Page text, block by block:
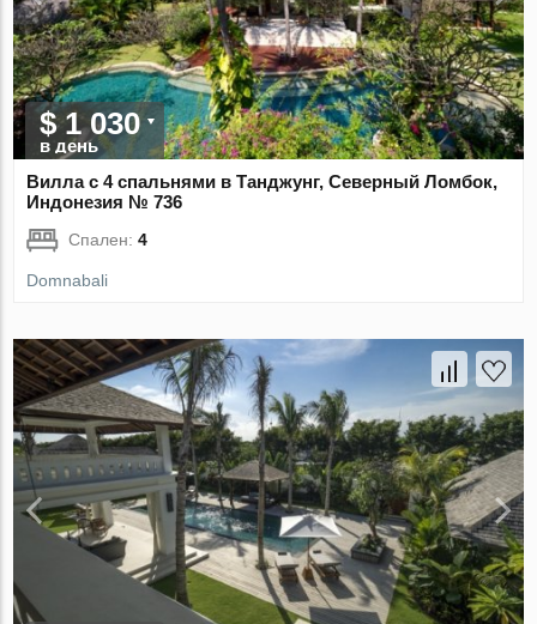
$ 1 030
в день
Вилла с 4 спальнями в Танджунг, Северный Ломбок,
Индонезия № 736
Спален:4
Domnabali